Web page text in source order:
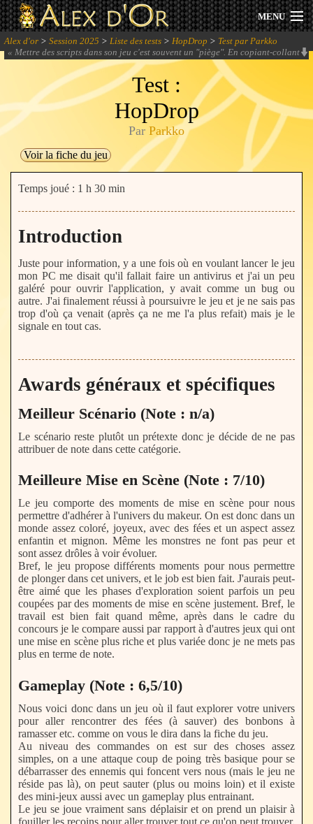
MENU
Actualités
Session 2026
Archives
Forum
Communauté
S'inscrire
Alex d'or > Session 2025 > Liste des tests > HopDrop > Test par Parkko
« Mettre des scripts dans son jeu c'est souvent un "piège". En copiant-collant
un texte, on arrive à implémenter un système, c'est séduisant et on veut en
rajouter encore et encore ! Le diable sait se montrer séduisant.
Test :
HopDrop
Par Parkko
Voir la fiche du jeu
Temps joué : 1 h 30 min
Introduction
Juste pour information, y a une fois où en voulant lancer le jeu
mon PC me disait qu'il fallait faire un antivirus et j'ai un peu
galéré pour ouvrir l'application, y avait comme un bug ou
autre. J'ai finalement réussi à poursuivre le jeu et je ne sais pas
trop d'où ça venait (après ça ne me l'a plus refait) mais je le
signale en tout cas.
Awards généraux et spécifiques
Meilleur Scénario (Note : n/a)
Le scénario reste plutôt un prétexte donc je décide de ne pas
attribuer de note dans cette catégorie.
Meilleure Mise en Scène (Note : 7/10)
Le jeu comporte des moments de mise en scène pour nous
permettre d'adhérer à l'univers du makeur. On est donc dans un
monde assez coloré, joyeux, avec des fées et un aspect assez
enfantin et mignon. Même les monstres ne font pas peur et
sont assez drôles à voir évoluer.
Bref, le jeu propose différents moments pour nous permettre
de plonger dans cet univers, et le job est bien fait. J'aurais peut-
être aimé que les phases d'exploration soient parfois un peu
coupées par des moments de mise en scène justement. Bref, le
travail est bien fait quand même, après dans le cadre du
concours je le compare aussi par rapport à d'autres jeux qui ont
une mise en scène plus riche et plus variée donc je ne mets pas
plus en terme de note.
Gameplay (Note : 6,5/10)
Nous voici donc dans un jeu où il faut explorer votre univers
pour aller rencontrer des fées (à sauver) des bonbons à
ramasser etc. comme on vous le dira dans la fiche du jeu.
Au niveau des commandes on est sur des choses assez
simples, on a une attaque coup de poing très basique pour se
débarrasser des ennemis qui foncent vers nous (mais le jeu ne
réside pas là), on peut sauter (plus ou moins loin) et il existe
des mini-jeux aussi avec un gameplay plus entrainant.
Le jeu se joue vraiment sans déplaisir et on prend un plaisir à
fouiller les recoins pour aller trouver tout ce qu'on peut trouver.